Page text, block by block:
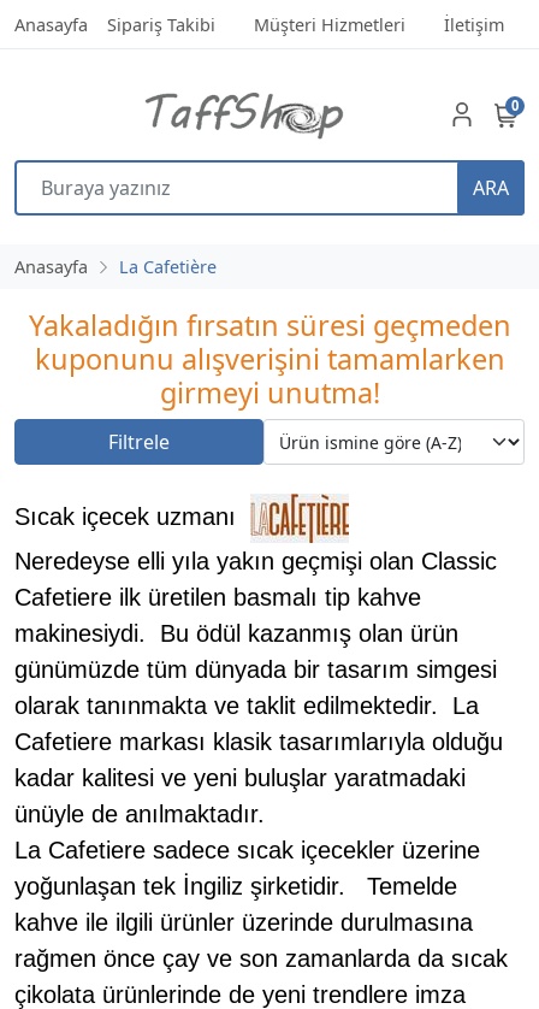
Anasayfa Sipariş Takibi Müşteri Hizmetleri İletişim
ARA
0
Anasayfa La Cafetière
Yakaladığın fırsatın süresi geçmeden
kuponunu alışverişini tamamlarken
girmeyi unutma!
Filtrele
Sıcak içecek uzmanı
Neredeyse elli yıla yakın geçmişi olan Classic
Cafetiere ilk üretilen basmalı tip kahve
makinesiydi. Bu ödül kazanmış olan ürün
günümüzde tüm dünyada bir tasarım simgesi
olarak tanınmakta ve taklit edilmektedir. La
Cafetiere markası klasik tasarımlarıyla olduğu
kadar kalitesi ve yeni buluşlar yaratmadaki
ünüyle de anılmaktadır.
La Cafetiere sadece sıcak içecekler üzerine
yoğunlaşan tek İngiliz şirketidir. Temelde
kahve ile ilgili ürünler üzerinde durulmasına
rağmen önce çay ve son zamanlarda da sıcak
çikolata ürünlerinde de yeni trendlere imza